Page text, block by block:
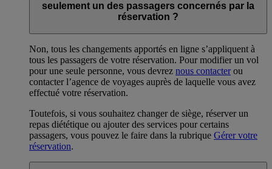
seulement un des passagers concernés par la
réservation ?
Non, tous les changements apportés en ligne s’appliquent à
tous les passagers de votre réservation. Pour modifier un vol
pour une seule personne, vous devrez nous contacterou
contacter l’agence de voyages auprès de laquelle vous avez
effectué votre réservation.
Toutefois, si vous souhaitez changer de siège, réserver un
repas diététique ou ajouter des services pour certains
passagers, vous pouvez le faire dans la rubrique Gérer votre
réservation.